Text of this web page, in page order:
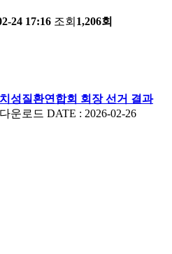
24 17:16 조회 1,206회
성질환연합회 회장 선거 결과
운로드 DATE : 2026-02-26